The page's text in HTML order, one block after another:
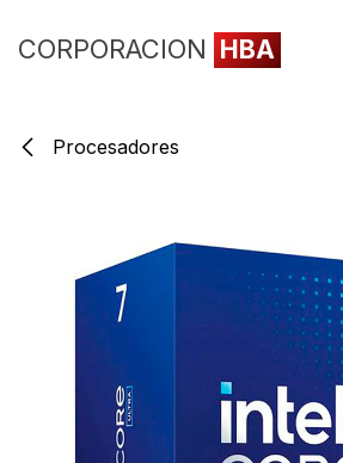
CORPORACION HBA
Procesadores